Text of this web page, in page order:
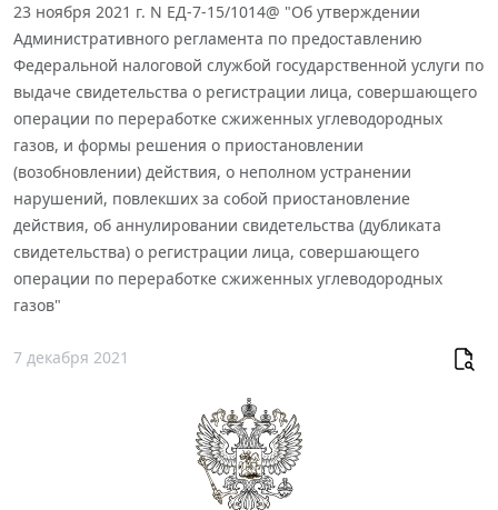
23 ноября 2021 г. N ЕД-7-15/1014@ "Об утверждении
Административного регламента по предоставлению
Федеральной налоговой службой государственной услуги по
выдаче свидетельства о регистрации лица, совершающего
операции по переработке сжиженных углеводородных
газов, и формы решения о приостановлении
(возобновлении) действия, о неполном устранении
нарушений, повлекших за собой приостановление
действия, об аннулировании свидетельства (дубликата
свидетельства) о регистрации лица, совершающего
операции по переработке сжиженных углеводородных
газов"
7 декабря 2021